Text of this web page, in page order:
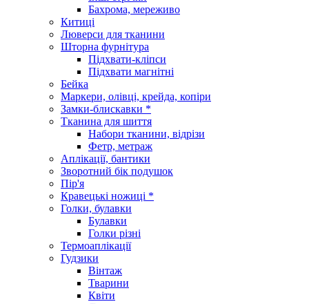
Бахрома, мереживо
Китиці
Люверси для тканини
Шторна фурнітура
Підхвати-кліпси
Підхвати магнітні
Бейка
Маркери, олівці, крейда, копіри
Замки-блискавки *
Тканина для шиття
Набори тканини, відрізи
Фетр, метраж
Аплікації, бантики
Зворотний бік подушок
Пір'я
Кравецькі ножиці *
Голки, булавки
Булавки
Голки різні
Термоаплікації
Гудзики
Вінтаж
Тварини
Квіти